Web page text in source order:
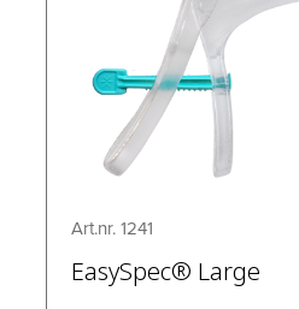
Art.nr. 1241
EasySpec® Large